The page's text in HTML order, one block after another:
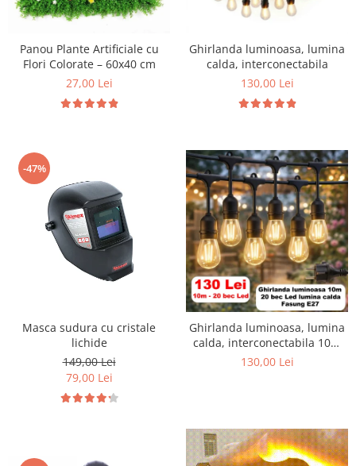
Accesorii Auto
Trimmere electrice
Mini drujbe cu acumulator
Camping
Motocoase de umar
Scule electrice si unelte
Accesorii
Aparate de sudura
Pompe de stropit si atomizatoare
Polizoare
Pompe si hidrofoare
Storcatoare
Decoratiuni
Set oale
Noptiere smart
Masini de tocat
Decoratiuni Craciun
Panou Plante Artificiale cu
Flori Colorate – 60x40 cm
27,00 Lei
Ghirlanda luminoasa, lumina
calda, interconectabila
130,00 Lei
-47%
Masca sudura cu cristale
lichide
149,00 Lei
79,00 Lei
Ghirlanda luminoasa, lumina
calda, interconectabila 10m
20Led
130,00 Lei